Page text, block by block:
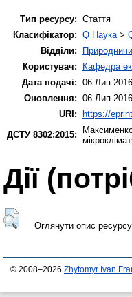
Тип ресурсу: Стаття
Класифікатор: Q Наука>
Відділи:
Користувач:
Кафедра
Дата подачі: 06 Лип
Оновлення: 06 Лип
URI:
https://
ДСТУ 8302:2015:
Дії
Оглянути опис ресурсу
© 2008–2026 Zhytomyr Ivan